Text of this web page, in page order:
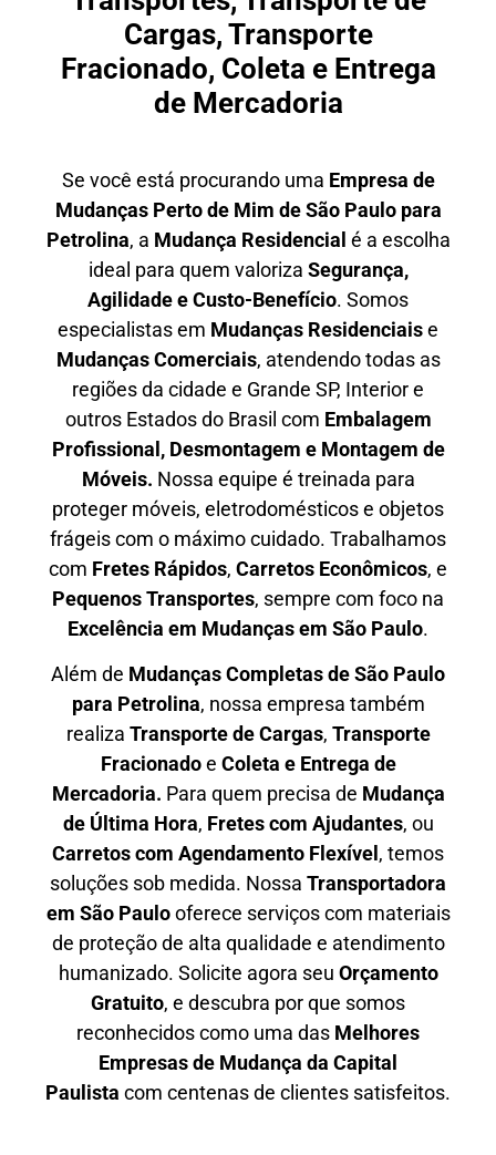
Cargas, Transporte
Fracionado, Coleta e Entrega
de Mercadoria
Se você está procurando uma Empresa de
Mudanças Perto de Mim de São Paulo para
Petrolina, a Mudança Residencial é a escolha
ideal para quem valoriza Segurança,
Agilidade e Custo-Benefício. Somos
especialistas em Mudanças Residenciaise
Mudanças Comerciais, atendendo todas as
regiões da cidade e Grande SP, Interior e
outros Estados do Brasil com Embalagem
Profissional , Desmontagem e Montagem de
Móveis. Nossa equipe é treinada para
proteger móveis, eletrodomésticos e objetos
frágeis com o máximo cuidado. Trabalhamos
com Fretes Rápidos, Carretos Econômicos, e
Pequenos Transportes, sempre com foco na
Excelência em Mudanças em São Paulo.
Além de Mudanças Completas de São Paulo
para Petrolina, nossa empresa também
realiza Transporte de Cargas, Transporte
Fracionadoe Coleta e Entrega de
Mercadoria. Para quem precisa de Mudança
de Última Hora, Fretes com Ajudantes, ou
Carretos com Agendamento Flexível , temos
soluções sob medida. Nossa Transportadora
em São Paulooferece serviços com materiais
de proteção de alta qualidade e atendimento
humanizado. Solicite agora seu Orçamento
Gratuito, e descubra por que somos
reconhecidos como uma das Melhores
Empresas de Mudança da Capital
Paulista com centenas de clientes satisfeitos.